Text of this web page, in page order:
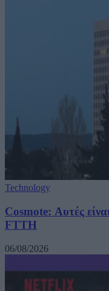
Technology
Cosmote: Αυτές
FTTH
06/08/2026